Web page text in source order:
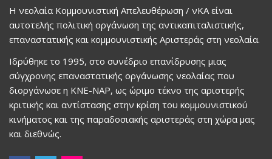
Η νεολαία Κομμουνιστική Απελευθέρωση / νΚΑ είναι
αυτοτελής πολιτική οργάνωση της αντικαπιταλιστικής,
επαναστατικής και κομμουνιστικής Αριστεράς στη νεολαία.
Ιδρύθηκε το 1995, στο συνέδριο επανίδρυσης μιας
σύγχρονης επαναστατικής οργάνωσης νεολαίας που
διοργάνωσε η ΚΝΕ-ΝΑΡ, ως ώριμο τέκνο της αριστερής
κριτικής και αντίστασης στην κρίση του κομμουνιστικού
κινήματος και της παραδοσιακής αριστεράς στη χώρα μας
και διεθνώς.